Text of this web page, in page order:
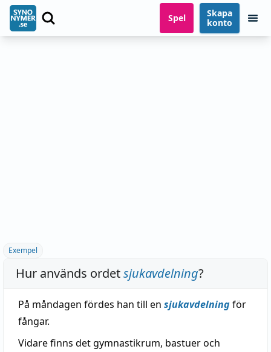
Spel
Skapa
konto
Exempel
Hur används ordetsjukavdelning?
På måndagen fördes han till en sjukavdelningför
fångar.
Vidare finns det gymnastikrum, bastuer och